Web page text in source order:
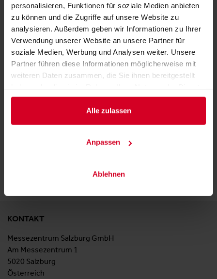
personalisieren, Funktionen für soziale Medien anbieten
zu können und die Zugriffe auf unsere Website zu
analysieren. Außerdem geben wir Informationen zu Ihrer
Verwendung unserer Website an unsere Partner für
soziale Medien, Werbung und Analysen weiter. Unsere
Partner führen diese Informationen möglicherweise mit
weiteren Daten zusammen, die Sie ihnen bereitgestellt
gesammelt haben.
Alle zulassen
Anpassen
Ablehnen
LEIMER Croutons Zwiebel-Knoblauch
ZURÜCK ZUM AUSSTELLER
KONTAKT
Messezentrum Salzburg GmbH
Am Messezentrum 1
5020 Salzburg
Österreich